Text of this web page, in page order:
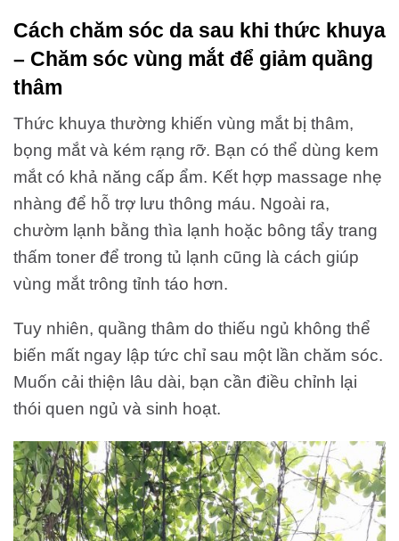
Cách chăm sóc da sau khi thức khuya
– Chăm sóc vùng mắt để giảm quầng
thâm
Thức khuya thường khiến vùng mắt bị thâm,
bọng mắt và kém rạng rỡ. Bạn có thể dùng kem
mắt có khả năng cấp ẩm. Kết hợp massage nhẹ
nhàng để hỗ trợ lưu thông máu. Ngoài ra,
chườm lạnh bằng thìa lạnh hoặc bông tẩy trang
thấm toner để trong tủ lạnh cũng là cách giúp
vùng mắt trông tỉnh táo hơn.
Tuy nhiên, quầng thâm do thiếu ngủ không thể
biến mất ngay lập tức chỉ sau một lần chăm sóc.
Muốn cải thiện lâu dài, bạn cần điều chỉnh lại
thói quen ngủ và sinh hoạt.